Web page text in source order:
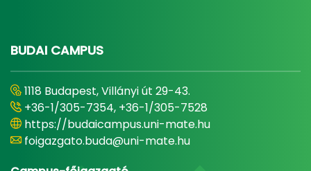
BUDAI CAMPUS
1118 Budapest, Villányi út 29-43.
+36-1/305-7354, +36-1/305-7528
https://budaicampus.uni-mate.hu
foigazgato.buda@uni-mate.hu